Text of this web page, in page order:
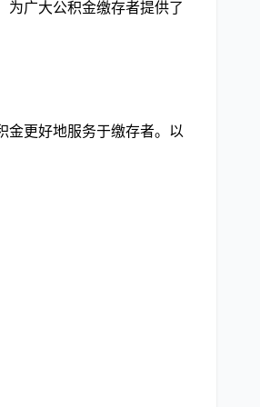
为广大公积金缴存者提供了
金更好地服务于缴存者。以